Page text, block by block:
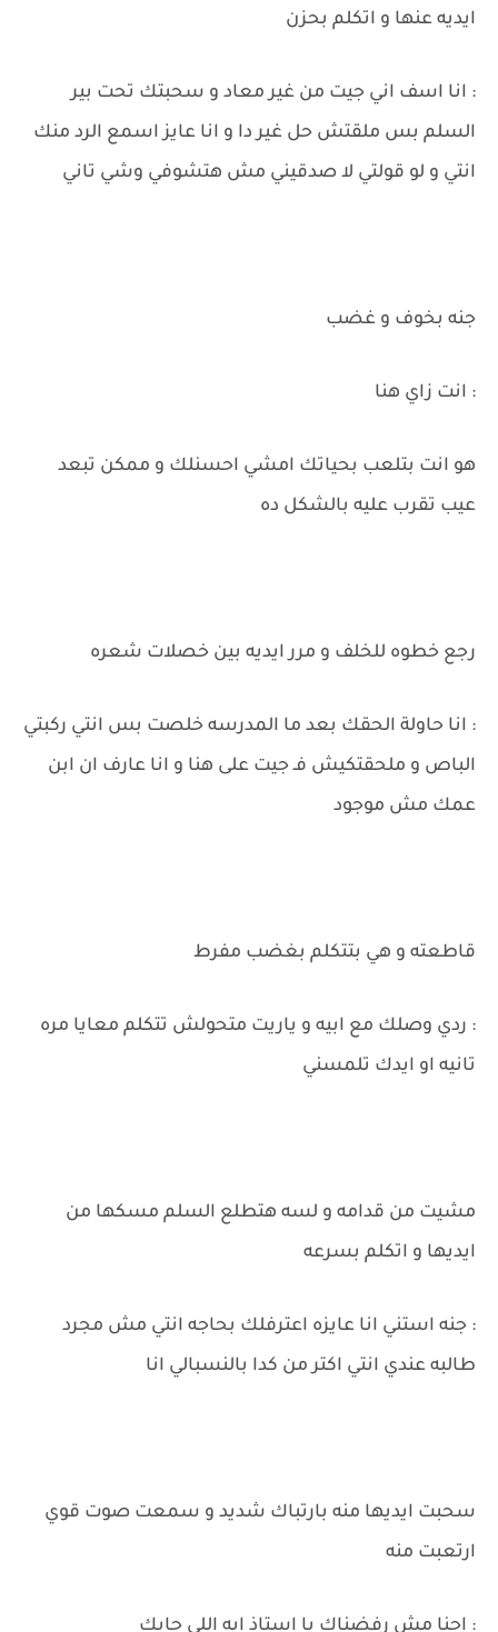
ايديه عنها و اتكلم بحزن
: انا اسف اني جيت من غير معاد و سحبتك تحت بير
السلم بس ملقتش حل غير دا و انا عايز اسمع الرد منك
انتي و لو قولتي لا صدقيني مش هتشوفي وشي تاني
جنه بخوف و غضب
: انت زاي هنا
هو انت بتلعب بحياتك امشي احسنلك و ممكن تبعد
عيب تقرب عليه بالشكل ده
رجع خطوه للخلف و مرر ايديه بين خصلات شعره
: انا حاولة الحقك بعد ما المدرسه خلصت بس انتي ركبتي
الباص و ملحقتكيش فـ جيت على هنا و انا عارف ان ابن
عمك مش موجود
قاطعته و هي بتتكلم بغضب مفرط
: ردي وصلك مع ابيه و ياريت متحولش تتكلم معايا مره
تانيه او ايدك تلمسني
مشيت من قدامه و لسه هتطلع السلم مسكها من
ايديها و اتكلم بسرعه
: جنه استني انا عايزه اعترفلك بحاجه انتي مش مجرد
طالبه عندي انتي اكتر من كدا بالنسبالي انا
سحبت ايديها منه بارتباك شديد و سمعت صوت قوي
ارتعبت منه
: احنا مش رفضناك يا استاذ ايه اللي جابك